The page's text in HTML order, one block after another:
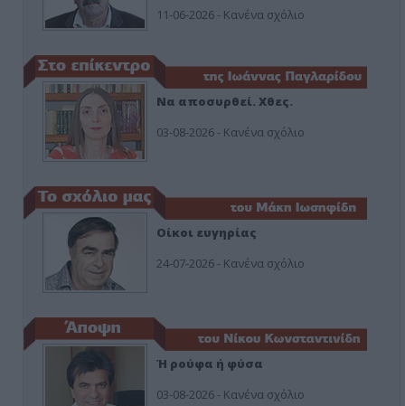
11-06-2026 - Κανένα σχόλιο
Να αποσυρθεί. Χθες.
03-08-2026 - Κανένα σχόλιο
Οίκοι ευγηρίας
24-07-2026 - Κανένα σχόλιο
Ή ρούφα ή φύσα
03-08-2026 - Κανένα σχόλιο